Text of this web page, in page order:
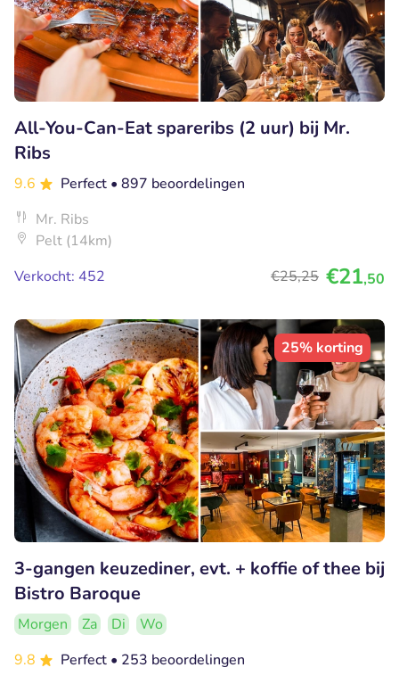
All-You-Can-Eat spareribs (2 uur) bij Mr.
Ribs
9.6 Perfect • 897 beoordelingen
Mr. Ribs
Pelt (14km)
Verkocht: 452
€25,25 €21,50
25% korting
3-gangen keuzediner, evt. + koffie of thee bij
Bistro Baroque
Morgen Za Di
Wo
9.8
Perfect • 253 beoordelingen